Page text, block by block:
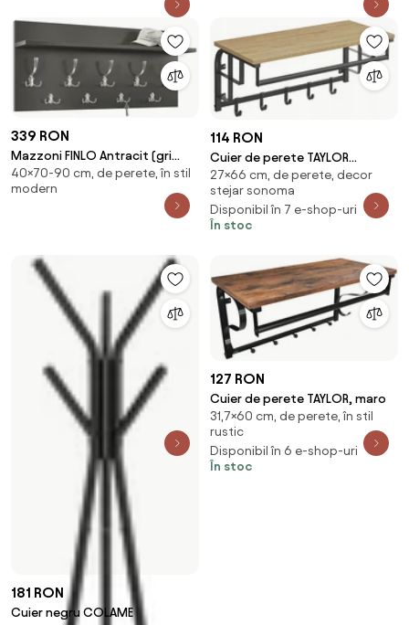
RAFT PENTRU HOL 90 și 70 cm
339 RON
Mazzoni FINLO Antracit (gri
închis)/mânere Cromate
Lucioase - CUIER DE PERETE
MODERN CU RAFT PENTRU HOL 90
40×70-90 cm, de perete, în stil
modern
114 RON
Cuier de perete TAYLOR
SONOMA 66x30cm
27×66 cm, de perete, decor
stejar sonoma
Disponibil în 7 e-shop-uri
În stoc
181 RON
Cuier negru COLAME
127 RON
Cuier de perete TAYLOR, maro
31,7×60 cm, de perete, în stil
rustic
Disponibil în 6 e-shop-uri
În stoc